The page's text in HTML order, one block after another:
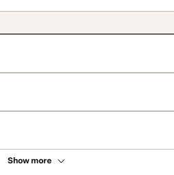
Show more